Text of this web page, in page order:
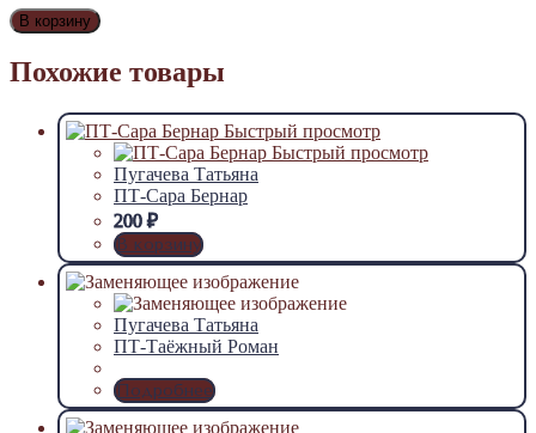
В корзину
Похожие товары
Быстрый просмотр
Быстрый просмотр
Пугачева Татьяна
ПТ-Сара Бернар
200₽
В корзину
Пугачева Татьяна
ПТ-Таёжный Роман
Подробнее